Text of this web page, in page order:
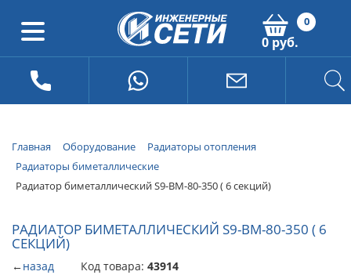
0
0 руб.
Главная Оборудование
Радиаторы отопления
Радиаторы биметаллические
Радиатор биметаллический S9-BM-80-350 ( 6 секций)
РАДИАТОР БИМЕТАЛЛИЧЕСКИЙ S9-BM-80-350 ( 6
СЕКЦИЙ)
←назад Код товара: 43914